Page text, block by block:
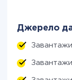
Джерело